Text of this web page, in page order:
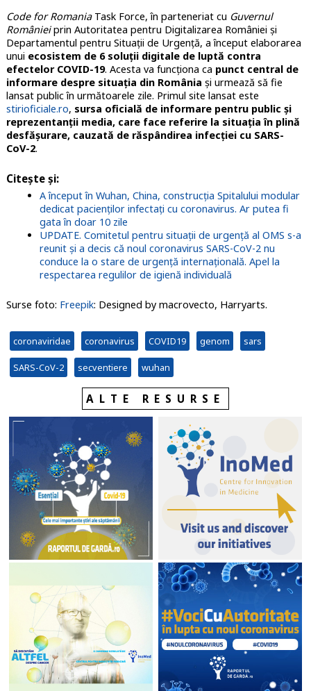
Code for RomaniaTask Force, în parteneriat cu Guvernul
Românieiprin Autoritatea pentru Digitalizarea României și
Departamentul pentru Situații de Urgență, a început elaborarea
unui ecosistem de 6 soluții digitale de luptă contra
efectelor COVID-19. Acesta va funcționa ca punct central de
informare despre situația din România și urmează să fie
lansat public în următoarele zile. Primul site lansat este
stirioficiale.ro, sursa oficială de informare pentru public și
reprezentanții media, care face referire la situația în plină
desfășurare, cauzată de răspândirea infecției cu SARS-
CoV-2.
Citește și:
A început în Wuhan, China, construcția Spitalului modular
dedicat pacienților infectați cu coronavirus. Ar putea fi
gata în doar 10 zile
UPDATE. Comitetul pentru situații de urgență al OMS s-a
reunit și a decis că noul coronavirus SARS-CoV-2 nu
conduce la o stare de urgență internațională. Apel la
respectarea regulilor de igienă individuală
Surse foto: Freepik: Designed by macrovecto, Harryarts.
coronaviridae coronavirus COVID19 genom sars
SARS-CoV-2 secventiere wuhan
ALTE RESURSE